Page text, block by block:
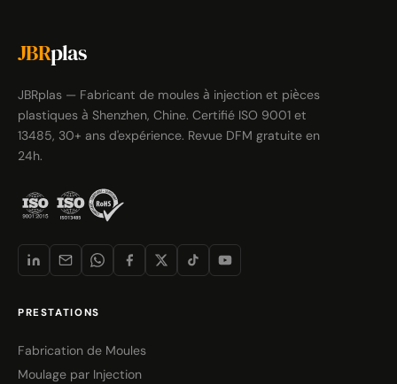
JBRplas
JBRplas — Fabricant de moules à injection et pièces
plastiques à Shenzhen, Chine. Certifié ISO 9001 et
13485, 30+ ans d'expérience. Revue DFM gratuite en
24h.
PRESTATIONS
Fabrication de Moules
Moulage par Injection